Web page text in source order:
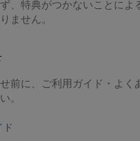
、特典がつかないことによ
ません。
前に、ご利用ガイド・よく
。
ド